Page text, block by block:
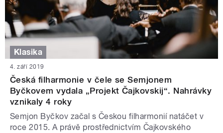
Klasika
4. září 2019
Česká filharmonie v čele se Semjonem
Byčkovem vydala „Projekt Čajkovskij“. Nahrávky
vznikaly 4 roky
Semjon Byčkov začal s Českou filharmonií natáčet v
roce 2015. A právě prostřednictvím Čajkovského